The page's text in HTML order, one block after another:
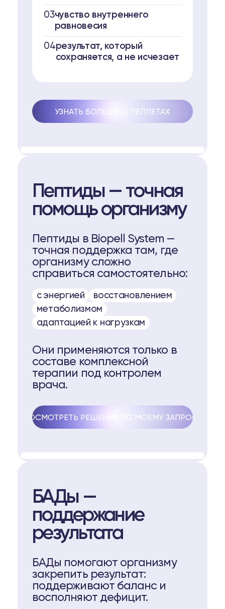
03чувство внутреннего
равновесия
04результат, который
сохраняется, а не исчезает
УЗНАТЬ БОЛЬШЕ О ПЕЛЛЕТАХ
Пептиды — точная
помощь организму
Пептиды в Biopell System —
точная поддержка там, где
организму сложно
справиться самостоятельно:
с энергией
восстановлением
метаболизмом
адаптацией к нагрузкам
Они применяются только в
составе комплексной
терапии под контролем
врача.
ПОСМОТРЕТЬ РЕШЕНИЯ ПО МОЕМУ ЗАПРОСУ
БАДы —
поддержание
результата
БАДы помогают организму
закрепить результат:
поддерживают баланс и
восполняют дефицит.